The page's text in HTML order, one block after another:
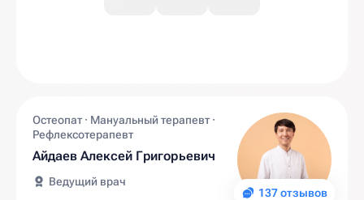
137 отзывов
Остеопат · Мануальный терапевт ·
Рефлексотерапевт
Айдаев Алексей Григорьевич
Ведущий врач